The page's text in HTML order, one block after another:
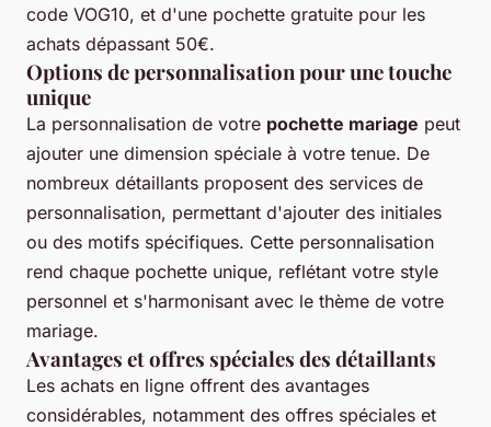
code VOG10, et d'une pochette gratuite pour les
achats dépassant 50€.
Options de personnalisation pour une touche
unique
La personnalisation de votre pochette mariage peut
ajouter une dimension spéciale à votre tenue. De
nombreux détaillants proposent des services de
personnalisation, permettant d'ajouter des initiales
ou des motifs spécifiques. Cette personnalisation
rend chaque pochette unique, reflétant votre style
personnel et s'harmonisant avec le thème de votre
mariage.
Avantages et offres spéciales des détaillants
Les achats en ligne offrent des avantages
considérables, notamment des offres spéciales et